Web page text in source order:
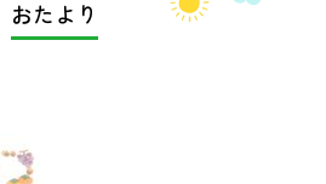
おたより